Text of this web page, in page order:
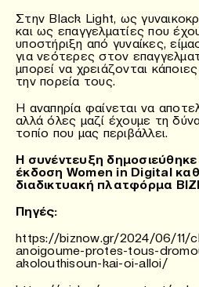
Στην Black Light, ως
και ως επαγγελματίες που
υποστήριξη από γυναίκες,
για νεότερες στον
μπορεί να χρειάζονται
την πορεία τους.
Η αναπηρία φαίνεται να
αλλά όλες μαζί έχουμε τη
τοπίο που μας περιβάλλει.
Η συνέντευξη
έκδοση Women in Digital
διαδικτυακή πλατφόρμα
Πηγές:
https://biznow.gr/2024/06/11/
anoigoume-protes-tous-
akolouthisoun-kai-oi-alloi/